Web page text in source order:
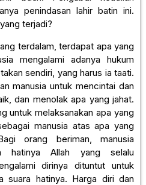
penindasan lahir batin ini.
terjadi?
terdalam, terdapat apa yang
mengalami adanya hukum
sendiri, yang harus ia taati.
manusia untuk mencintai dan
dan menolak apa yang jahat.
untuk melaksanakan apa yang
manusia atas apa yang
orang beriman, manusia
hatinya Allah yang selalu
dirinya dituntut untuk
suara hatinya. Harga diri dan